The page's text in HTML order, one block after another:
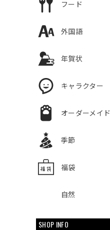
フード
外国語
年賀状
キャラクター
オーダーメイド
季節
福袋
自然
SHOP INFO